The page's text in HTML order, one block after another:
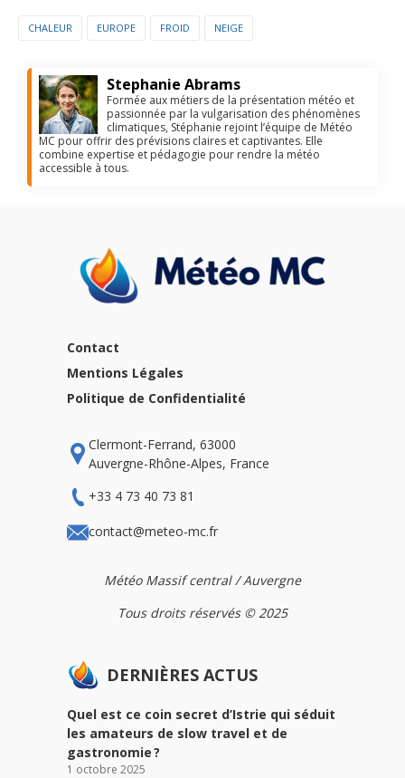
CHALEUR EUROPE FROID NEIGE
Stephanie Abrams
Formée aux métiers de la présentation météo et
passionnée par la vulgarisation des phénomènes
climatiques, Stéphanie rejoint l’équipe de Météo
MC pour offrir des prévisions claires et captivantes. Elle
combine expertise et pédagogie pour rendre la météo
accessible à tous.
Contact
Mentions Légales
Politique de Confidentialité
Clermont-Ferrand, 63000
Auvergne-Rhône-Alpes, France
+33 4 73 40 73 81
contact@meteo-mc.fr
Météo Massif central / Auvergne
Tous droits réservés © 2025
DERNIÈRES ACTUS
Quel est ce coin secret d’Istrie qui séduit
les amateurs de slow travel et de
gastronomie ?
1 octobre 2025